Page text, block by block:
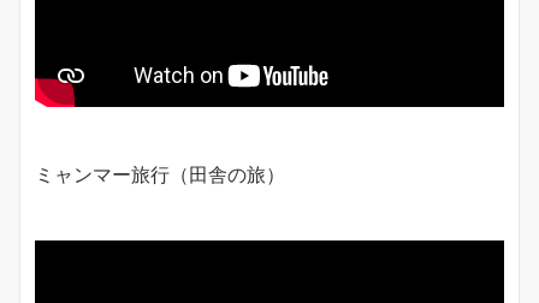
ミャンマー旅行（田舎の旅）